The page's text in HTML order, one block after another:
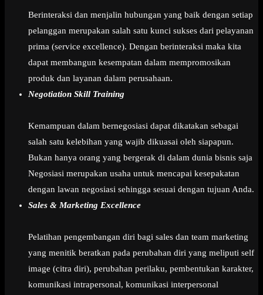
Berinteraksi dan menjalin hubungan yang baik dengan setiap
pelanggan merupakan salah satu kunci sukses dari pelayanan
prima (service excellence). Dengan berinteraksi maka kita
dapat membangun kesempatan dalam mempromosikan
produk dan layanan dalam perusahaan.
Negotiation Skill Training
Kemampuan dalam bernegosiasi dapat dikatakan sebagai
salah satu kelebihan yang wajib dikuasai oleh siapapun.
Bukan hanya orang yang bergerak di dalam dunia bisnis saja
Negosiasi merupakan usaha untuk mencapai kesepakatan
dengan lawan negosiasi sehingga sesuai dengan tujuan Anda.
Sales & Marketing Excellence
Pelatihan pengembangan diri bagi sales dan team marketing
yang menitik beratkan pada perubahan diri yang meliputi self
image (citra diri), perubahan perilaku, pembentukan karakter,
komunikasi intrapersonal, komunikasi interpersonal